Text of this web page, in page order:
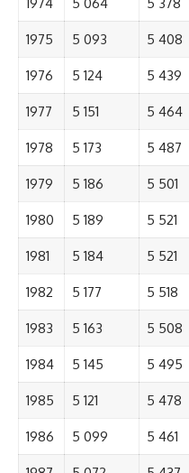
1975 5 093 5 408
1976 5 124 5 439
1977 5 151 5 464
1978 5 173 5 487
1979 5 186 5 501
1980 5 189 5 521
1981 5 184 5 521
1982 5 177 5 518
1983 5 163 5 508
1984 5 145 5 495
1985 5 121 5 478
1986 5 099 5 461